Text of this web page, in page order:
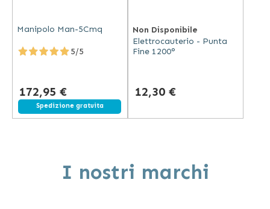
Manipolo Man-5Cmq
5/5
172,95 €
Spedizione gratuita
Non Disponibile
Elettrocauterio - Punta
Fine 1200°
12,30 €
I nostri marchi